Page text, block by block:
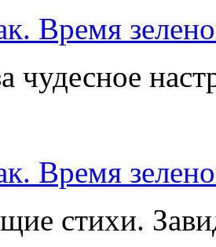
Время
чудесное
Время
стихи.